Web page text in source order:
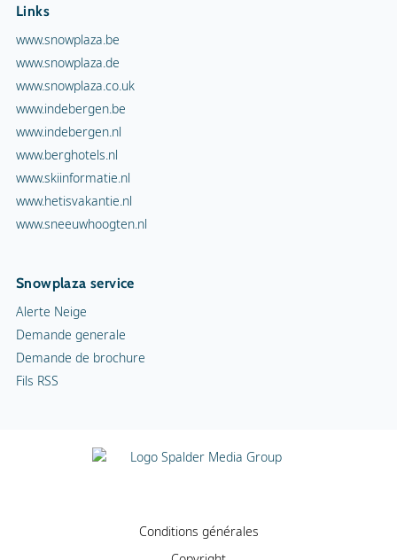
Links
www.snowplaza.be
www.snowplaza.de
www.snowplaza.co.uk
www.indebergen.be
www.indebergen.nl
www.berghotels.nl
www.skiinformatie.nl
www.hetisvakantie.nl
www.sneeuwhoogten.nl
Snowplaza service
Alerte Neige
Demande generale
Demande de brochure
Fils RSS
Conditions générales